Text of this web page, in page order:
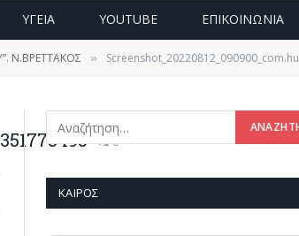
ΥΓΕΙΑ YOUTUBE ΕΠΙΚΟΙΝΩΝΊΑ
Ν.ΒΡΕΤΤΑΚΟΣ » Screenshot_20220812_090900_com.huawei.himovie.overseas_edit_18043351778495
0
ΚΑΙΡΌΣ